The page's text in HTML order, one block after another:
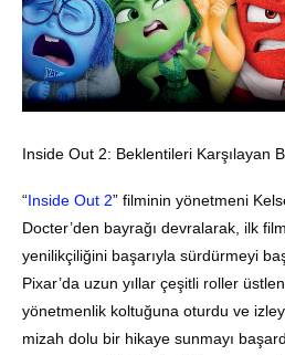
Inside Out 2: Beklentileri Karşılayan
“Inside Out 2” filminin yönetmeni
Docter’den bayrağı devralarak, ilk
yenilikçiliğini başarıyla sürdürmeyi
Pixar’da uzun yıllar çeşitli roller
yönetmenlik koltuğuna oturdu ve
mizah dolu bir hikaye sunmayı